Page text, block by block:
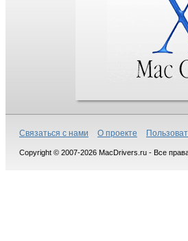
Связаться с нами О проекте
Copyright © 2007-2026 MacDrivers.ru - Все